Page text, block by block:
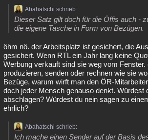
Abahatschi schrieb:
Dieser Satz gilt doch für die Öffis auch -
die eigene Tasche in Form von Bezügen.
öhm nö. der Arbeitsplatz ist gesichert, die
gesichert. Wenn RTL ein Jahr lang keine
Werbung verkauft sind sie weg vom Fenster.
produzieren, senden oder rechnen wie sie
Bezüge, warum wirft man den ÖR-
doch jeder Mensch genauso denkt. Würdest
abschlagen? Würdest du nein sagen zu
ehrlich?
Abahatschi schrieb:
Ich mache einen Sender auf der Basis